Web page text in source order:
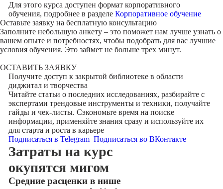
Для этого курса доступен формат корпоративного
обучения, подробнее в разделе Корпоративное обучение
Оставьте заявку на бесплатную консультацию
Заполните небольшую анкету – это поможет нам лучше узнать о
вашем опыте и потребностях, чтобы подобрать для вас лучшие
условия обучения. Это займет не больше трех минут.
ОСТАВИТЬ ЗАЯВКУ
Получите доступ к закрытой библиотекев области
диджитал и творчества
Читайте статьи о последних исследованиях, разбирайте с
экспертами трендовые инструменты и техники, получайте
гайды и чек-листы. Сэкономьте время на поиске
информации, применяйте знания сразу и используйте их
для старта и роста в карьере
Подписаться в Telegram Подписаться во ВКонтакте
Затраты на курс
окупятся мигом
Cредние расценки в нише